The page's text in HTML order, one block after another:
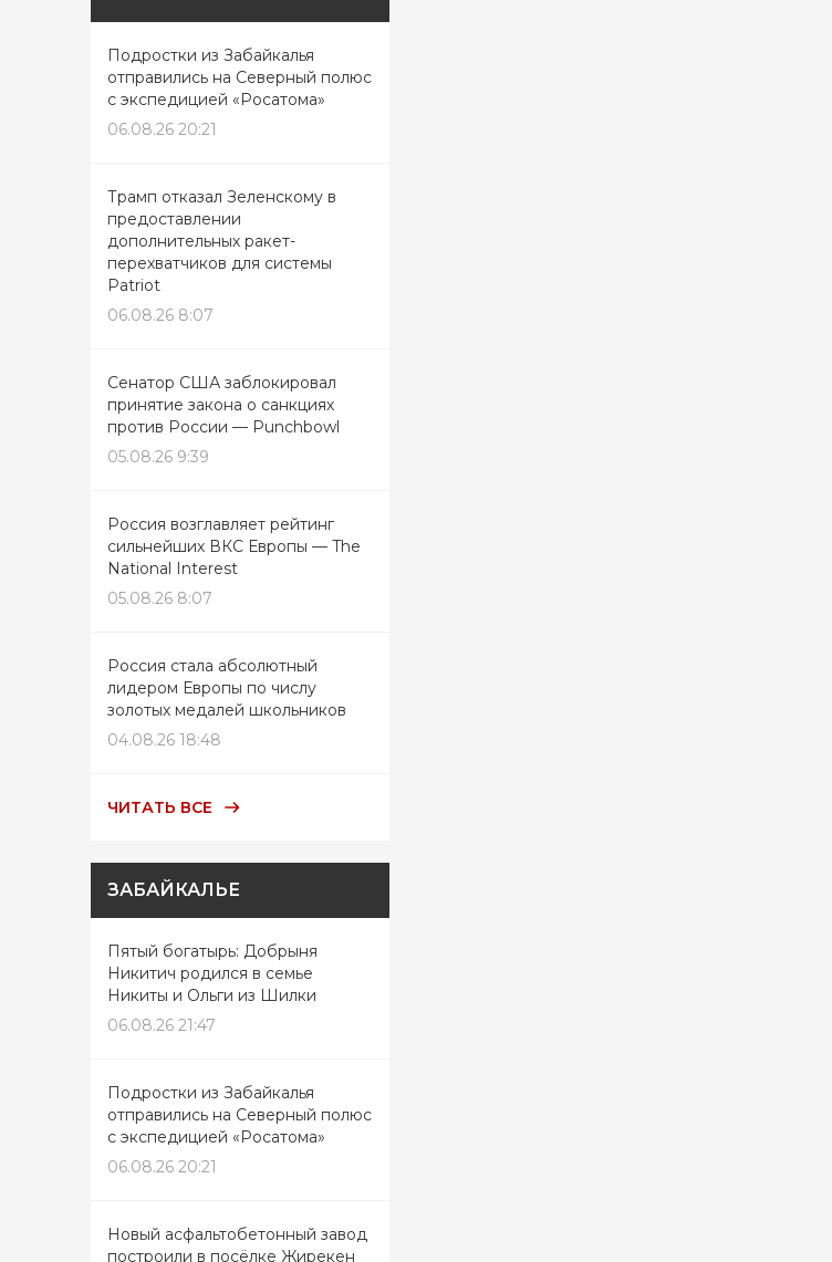
Подростки из Забайкалья
отправились на Северный полюс
с экспедицией «Росатома»
06.08.26 20:21
Трамп отказал Зеленскому в
предоставлении
дополнительных ракет-
перехватчиков для системы
Patriot
06.08.26 8:07
Сенатор США заблокировал
принятие закона о санкциях
против России — Punchbowl
05.08.26 9:39
Россия возглавляет рейтинг
сильнейших ВКС Европы — The
National Interest
05.08.26 8:07
Россия стала абсолютный
лидером Европы по числу
золотых медалей школьников
04.08.26 18:48
ЧИТАТЬ ВСЕ
ЗАБАЙКАЛЬЕ
Пятый богатырь: Добрыня
Никитич родился в семье
Никиты и Ольги из Шилки
06.08.26 21:47
Подростки из Забайкалья
отправились на Северный полюс
с экспедицией «Росатома»
06.08.26 20:21
Новый асфальтобетонный завод
построили в посёлке Жирекен